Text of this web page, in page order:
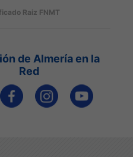
Raiz FNMT
de Almería en la
Red